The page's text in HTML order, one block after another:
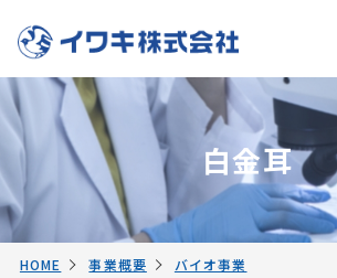
白金耳
HOME 事業概要
バイオ事業